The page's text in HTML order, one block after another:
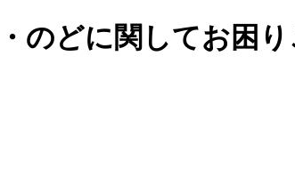
のどに関してお困